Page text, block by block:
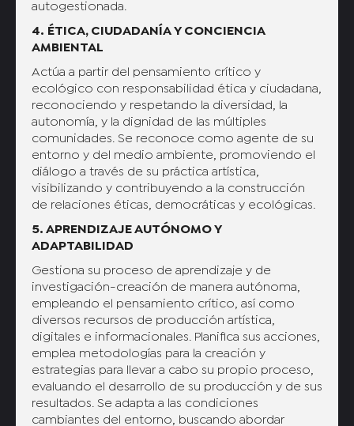
autogestionada.
4.
ÉTICA, CIUDADANÍA Y CONCIENCIA
AMBIENTAL
Actúa a partir del pensamiento crítico y
ecológico con responsabilidad ética y ciudadana,
reconociendo y respetando la diversidad, la
autonomía, y la dignidad de las múltiples
comunidades. Se reconoce como agente de su
entorno y del medio ambiente, promoviendo el
diálogo a través de su práctica artística,
visibilizando y contribuyendo a la construcción
de relaciones éticas, democráticas y ecológicas.
5. APRENDIZAJE AUTÓNOMO Y
ADAPTABILIDAD
Gestiona su proceso de aprendizaje y de
investigación-creación de manera autónoma,
empleando el pensamiento crítico, así como
diversos recursos de producción artística,
digitales e informacionales. Planifica sus acciones,
emplea metodologías para la creación y
estrategias para llevar a cabo su propio proceso,
evaluando el desarrollo de su producción y de sus
resultados. Se adapta a las condiciones
cambiantes del entorno, buscando abordar